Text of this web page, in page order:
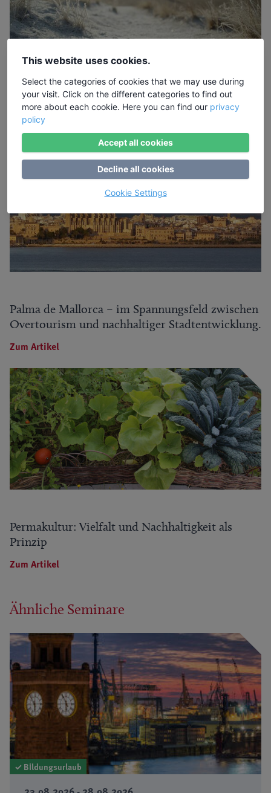
Wo Wind, Winter und Meer den Kopf freipusten
– Die Nordseeinseln
Zum Artikel
Palma de Mallorca – im Spannungsfeld zwischen
Overtourism und nachhaltiger Stadtentwicklung.
Zum Artikel
Permakultur: Vielfalt und Nachhaltigkeit als
Prinzip
Zum Artikel
Ähnliche Seminare
✓ Bildungsurlaub
This website uses cookies.
Select the categories of cookies that we may use during
your visit. Click on the different categories to find out
more about each cookie. Here you can find our privacy
policy
Accept all cookies
Decline all cookies
Cookie Settings